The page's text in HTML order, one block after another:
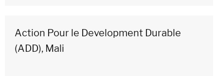
Action Pour le Development Durable
(ADD), Mali